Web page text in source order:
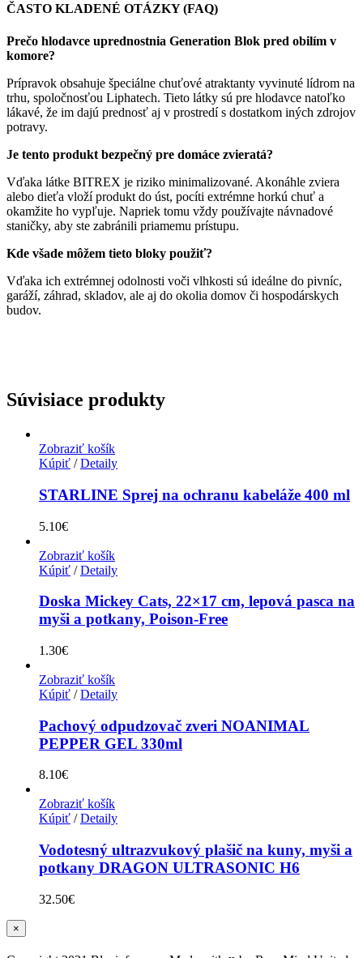
ČASTO KLADENÉ OTÁZKY (FAQ)
Prečo hlodavce uprednostnia Generation Blok pred obilím v
komore?
Prípravok obsahuje špeciálne chuťové atraktanty vyvinuté lídrom na
trhu, spoločnosťou Liphatech. Tieto látky sú pre hlodavce natoľko
lákavé, že im dajú prednosť aj v prostredí s dostatkom iných zdrojov
potravy.
Je tento produkt bezpečný pre domáce zvieratá?
Vďaka látke BITREX je riziko minimalizované. Akonáhle zviera
alebo dieťa vloží produkt do úst, pocíti extrémne horkú chuť a
okamžite ho vypľuje. Napriek tomu vždy používajte návnadové
staničky, aby ste zabránili priamemu prístupu.
Kde všade môžem tieto bloky použiť?
Vďaka ich extrémnej odolnosti voči vlhkosti sú ideálne do pivníc,
garáží, záhrad, skladov, ale aj do okolia domov či hospodárskych
budov.
Súvisiace produkty
Zobraziť košík
Kúpiť / Detaily
STARLINE Sprej na ochranu kabeláže 400 ml
5.10€
Zobraziť košík
Kúpiť / Detaily
Doska Mickey Cats, 22×17 cm, lepová pasca na
myši a potkany, Poison-Free
1.30€
Zobraziť košík
Kúpiť / Detaily
Pachový odpudzovač zveri NOANIMAL
PEPPER GEL 330ml
8.10€
Zobraziť košík
Kúpiť / Detaily
Vodotesný ultrazvukový plašič na kuny, myši a
potkany DRAGON ULTRASONIC H6
32.50€
Zatvoriť
rýchle
×